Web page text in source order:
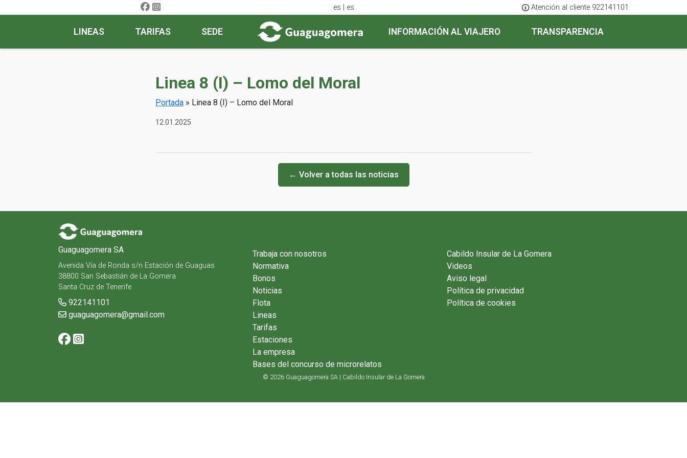
es | es Atención al cliente 922141101
LINEAS TARIFAS SEDE INFORMACIÓN AL VIAJERO TRANSPARENCIA
Linea 8 (I) – Lomo del Moral
Portada » Linea 8 (I) – Lomo del Moral
12.01.2025
← Volver a todas las noticias
Guaguagomera SA
Avenida Vía de Ronda s/n Estación de Guaguas
38800 San Sebastián de La Gomera
Santa Cruz de Tenerife
922141101
guaguagomera@gmail.com
Trabaja con nosotros
Normativa
Bonos
Noticias
Flota
Lineas
Tarifas
Estaciones
La empresa
Bases del concurso de microrelatos
Cabildo Insular de La Gomera
Videos
Aviso legal
Política de privacidad
Política de cookies
© 2026 Guaguagomera SA | Cabildo Insular de La Gomera